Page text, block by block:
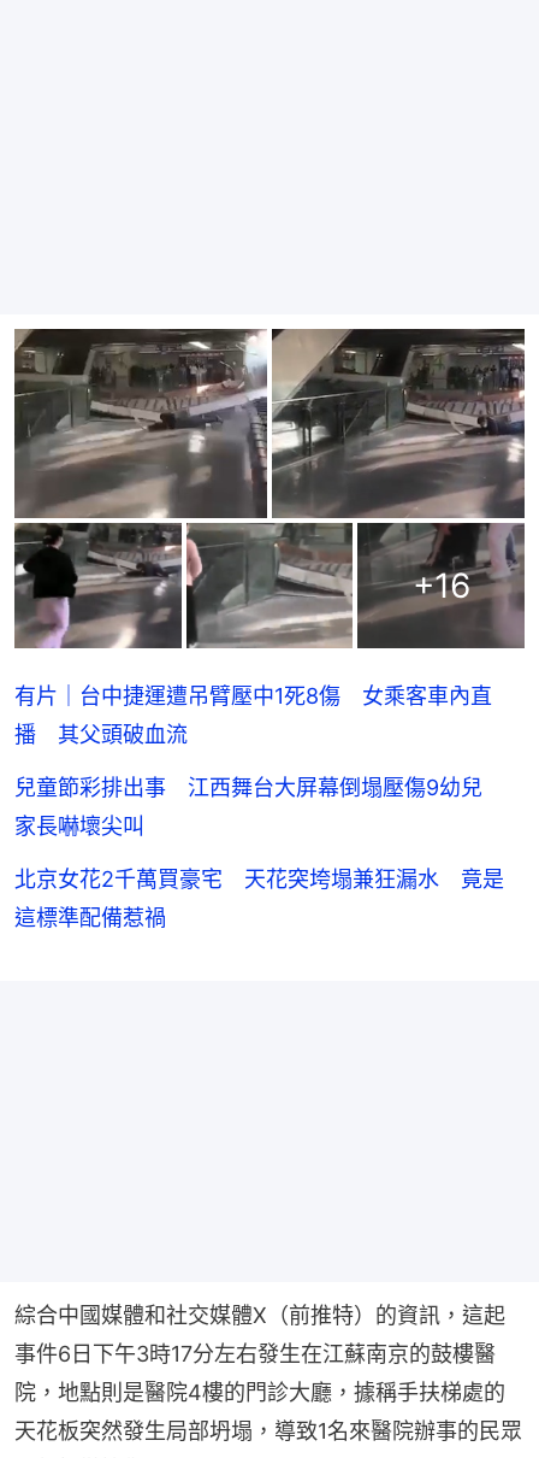
+16
有片｜台中捷運遭吊臂壓中1死8傷 女乘客車內直
播 其父頭破血流
兒童節彩排出事 江西舞台大屏幕倒塌壓傷9幼兒
家長嚇壞尖叫
北京女花2千萬買豪宅 天花突垮塌兼狂漏水 竟是
這標準配備惹禍
綜合中國媒體和社交媒體X（前推特）的資訊，這起
事件6日下午3時17分左右發生在江蘇南京的鼓樓醫
院，地點則是醫院4樓的門診大廳，據稱手扶梯處的
天花板突然發生局部坍塌，導致1名來醫院辦事的民眾